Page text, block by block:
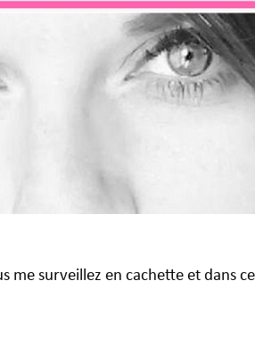
me surveillez en cachette et dans